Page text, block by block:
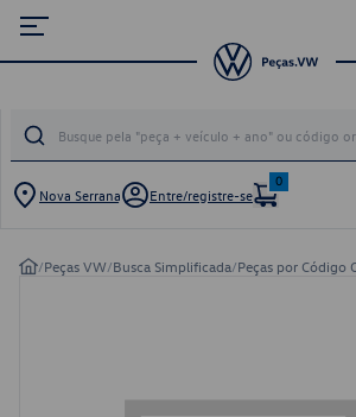
Nova Serrana Entre/registre-se
0
/Peças VW/Busca Simplificada/Peças por Código